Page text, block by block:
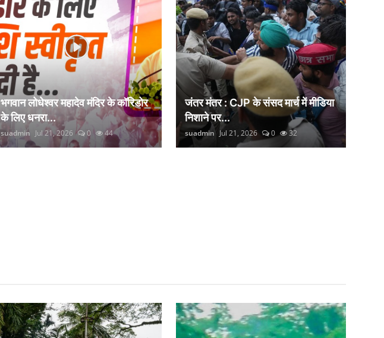
भगवान लोधेश्वर महादेव मंदिर के कॉरिडोर
के लिए धनरा...
suadmin Jul 21, 2026 0 44
जंतर मंतर : CJP के संसद मार्च में मीडिया
निशाने पर...
suadmin Jul 21, 2026 0 32